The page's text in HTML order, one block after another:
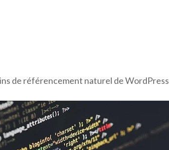
de référencement naturel de WordPress